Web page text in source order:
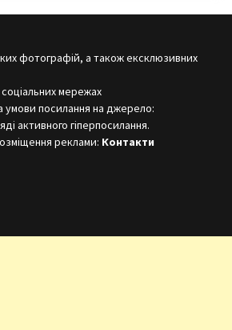
фотографій, а також ексклюзивних
соціальних мережах
умови посилання на джерело:
активного гіперпосилання.
реклами: Контакти